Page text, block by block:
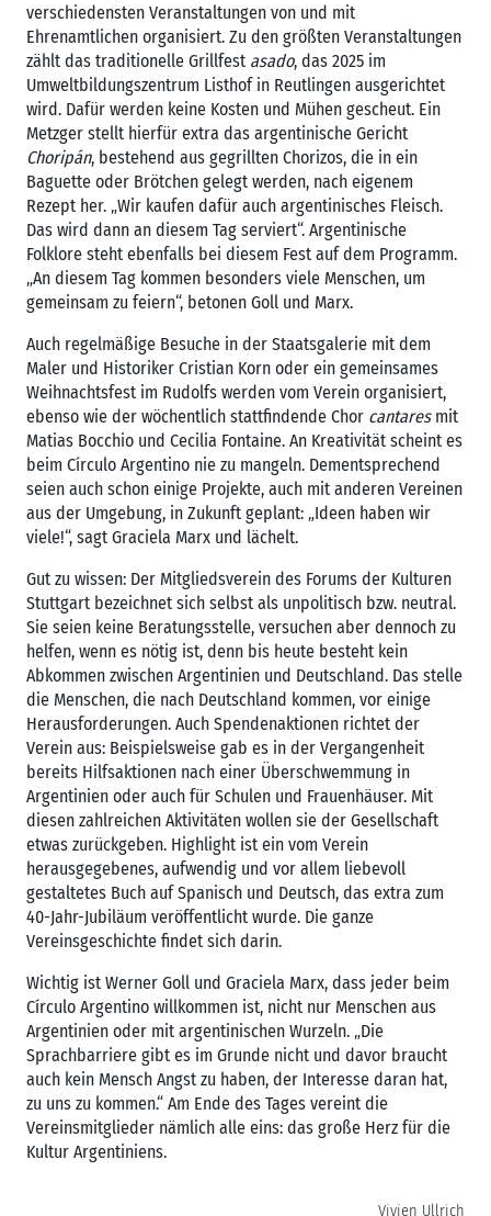
verschiedensten Veranstaltungen von und mit
Ehrenamtlichen organisiert. Zu den größten Veranstaltungen
zählt das traditionelle Grillfest asado, das 2025 im
Umweltbildungszentrum Listhof in Reutlingen ausgerichtet
wird. Dafür werden keine Kosten und Mühen gescheut. Ein
Metzger stellt hierfür extra das argentinische Gericht
Choripán, bestehend aus gegrillten Chorizos, die in ein
Baguette oder Brötchen gelegt werden, nach eigenem
Rezept her. „Wir kaufen dafür auch argentinisches Fleisch.
Das wird dann an diesem Tag serviert“. Argentinische
Folklore steht ebenfalls bei diesem Fest auf dem Programm.
„An diesem Tag kommen besonders viele Menschen, um
gemeinsam zu feiern“, betonen Goll und Marx.
Auch regelmäßige Besuche in der Staatsgalerie mit dem
Maler und Historiker Cristian Korn oder ein gemeinsames
Weihnachtsfest im Rudolfs werden vom Verein organisiert,
ebenso wie der wöchentlich stattfindende Chor cantaresmit
Matias Bocchio und Cecilia Fontaine. An Kreativität scheint es
beim Círculo Argentino nie zu mangeln. Dementsprechend
seien auch schon einige Projekte, auch mit anderen Vereinen
aus der Umgebung, in Zukunft geplant: „Ideen haben wir
viele!“, sagt Graciela Marx und lächelt.
Gut zu wissen: Der Mitgliedsverein des Forums der Kulturen
Stuttgart bezeichnet sich selbst als unpolitisch bzw. neutral.
Sie seien keine Beratungsstelle, versuchen aber dennoch zu
helfen, wenn es nötig ist, denn bis heute besteht kein
Abkommen zwischen Argentinien und Deutschland. Das stelle
die Menschen, die nach Deutschland kommen, vor einige
Herausforderungen. Auch Spendenaktionen richtet der
Verein aus: Beispielsweise gab es in der Vergangenheit
bereits Hilfsaktionen nach einer Überschwemmung in
Argentinien oder auch für Schulen und Frauenhäuser. Mit
diesen zahlreichen Aktivitäten wollen sie der Gesellschaft
etwas zurückgeben. Highlight ist ein vom Verein
herausgegebenes, aufwendig und vor allem liebevoll
gestaltetes Buch auf Spanisch und Deutsch, das extra zum
40-Jahr-Jubiläum veröffentlicht wurde. Die ganze
Vereinsgeschichte findet sich darin.
Wichtig ist Werner Goll und Graciela Marx, dass jeder beim
Círculo Argentino willkommen ist, nicht nur Menschen aus
Argentinien oder mit argentinischen Wurzeln. „Die
Sprachbarriere gibt es im Grunde nicht und davor braucht
auch kein Mensch Angst zu haben, der Interesse daran hat,
zu uns zu kommen.“ Am Ende des Tages vereint die
Vereinsmitglieder nämlich alle eins: das große Herz für die
Kultur Argentiniens.
Vivien Ullrich